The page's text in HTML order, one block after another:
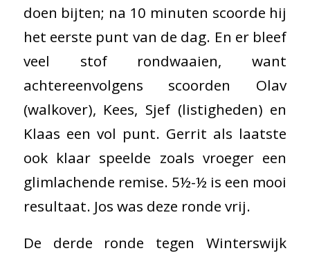
doen bijten; na 10 minuten scoorde hij
het eerste punt van de dag. En er bleef
veel stof rondwaaien, want
achtereenvolgens scoorden Olav
(walkover), Kees, Sjef (listigheden) en
Klaas een vol punt. Gerrit als laatste
ook klaar speelde zoals vroeger een
glimlachende remise. 5½-½ is een mooi
resultaat. Jos was deze ronde vrij.
De derde ronde tegen Winterswijk